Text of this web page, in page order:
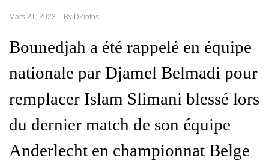
Mars 21, 2023 By DZinfos
Bounedjah a été rappelé en équipe
nationale par Djamel Belmadi pour
remplacer Islam Slimani blessé lors
du dernier match de son équipe
Anderlecht en championnat Belge